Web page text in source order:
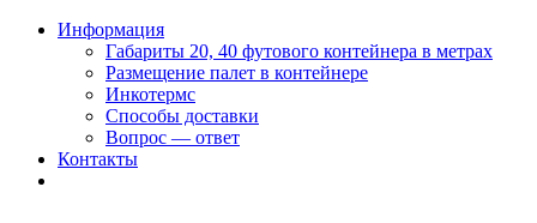
Информация
Габариты 20, 40 футового контейнера в метрах
Размещение палет в контейнере
Инкотермс
Способы доставки
Вопрос — ответ
Контакты